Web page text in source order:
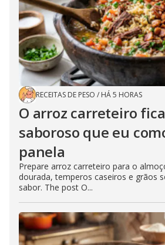
RECEITAS DE PESO / HÁ 5 HORAS
O arroz carreteiro
saboroso que eu
panela
Prepare arroz carreteiro para o
dourada, temperos caseiros e grãos
sabor. The post O...